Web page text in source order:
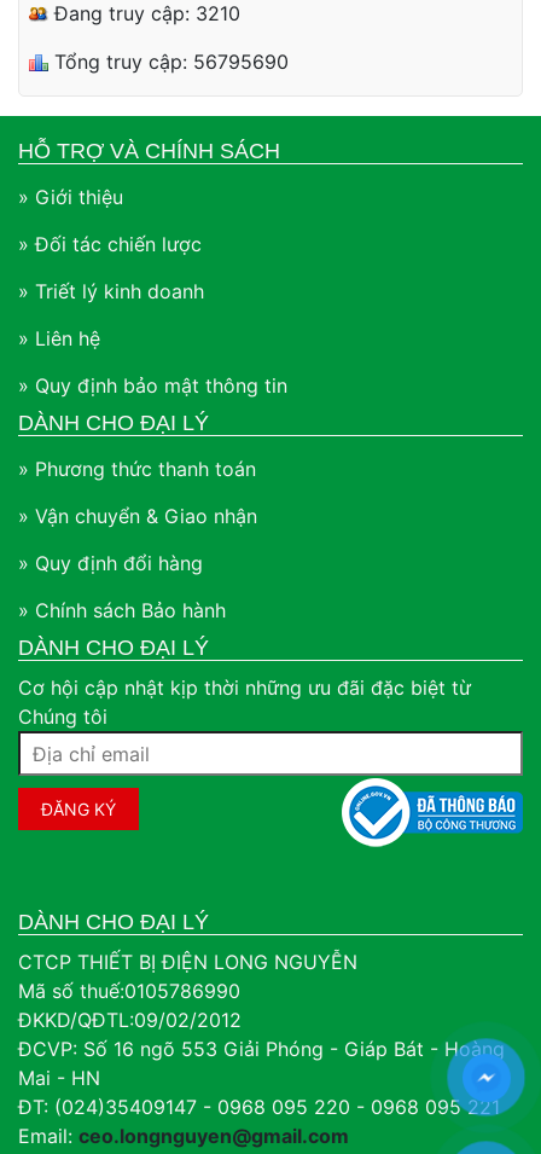
Đang truy cập: 3210
Tổng truy cập: 56795690
HỖ TRỢ VÀ CHÍNH SÁCH
» Giới thiệu
» Đối tác chiến lược
» Triết lý kinh doanh
» Liên hệ
» Quy định bảo mật thông tin
DÀNH CHO ĐẠI LÝ
» Phương thức thanh toán
» Vận chuyển & Giao nhận
» Quy định đổi hàng
» Chính sách Bảo hành
DÀNH CHO ĐẠI LÝ
Cơ hội cập nhật kịp thời những ưu đãi đặc biệt từ
Chúng tôi
DÀNH CHO ĐẠI LÝ
CTCP THIẾT BỊ ĐIỆN LONG NGUYỄN
Mã số thuế:0105786990
ĐKKD/QĐTL:09/02/2012
ĐCVP: Số 16 ngõ 553 Giải Phóng - Giáp Bát - Hoàng
Mai - HN
ĐT: (024)35409147 - 0968 095 220 - 0968 095 221
Email: ceo.longnguyen@gmail.com